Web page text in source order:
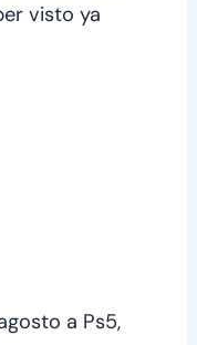
visto ya
a Ps5,